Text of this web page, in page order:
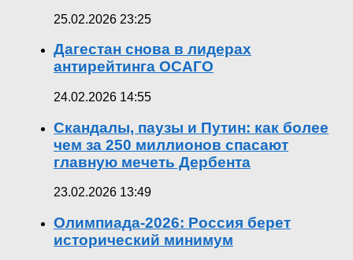
25.02.2026 23:25
Дагестан снова в лидерах
антирейтинга ОСАГО
24.02.2026 14:55
Скандалы, паузы и Путин: как более
чем за 250 миллионов спасают
главную мечеть Дербента
23.02.2026 13:49
Олимпиада-2026: Россия берет
исторический минимум